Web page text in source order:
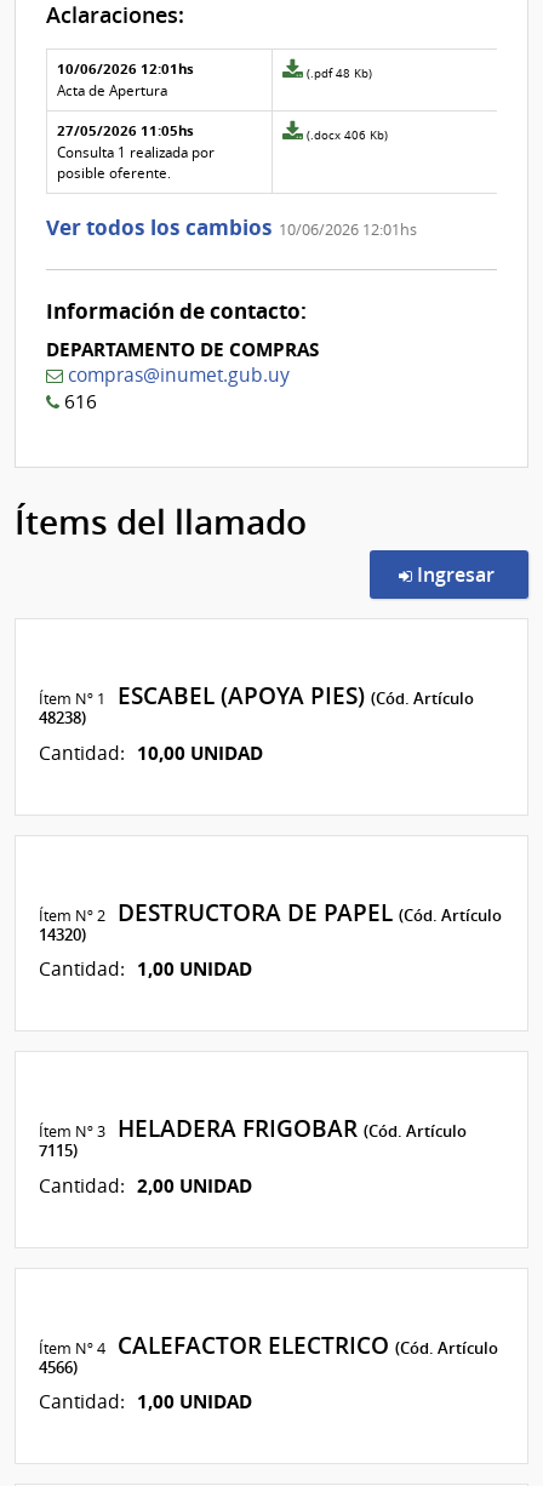
Aclaraciones:
Aclaraciones del llamado
Fecha y
texto de
la
aclaración
Archivo
de la
aclaración
10/06/2026 12:01hs
Acta de Apertura
Archivo
de
la
1
(.pdf 48 Kb)
27/05/2026 11:05hs
Consulta 1 realizada por
posible oferente.
Archivo
la
Nº
(.docx 406 Kb)
Ver todos los cambios 10/06/2026 12:01hs
Información de contacto:
DEPARTAMENTO DE COMPRAS
compras@inumet.gub.uy
616
Ítems del llamado
Ingresar
Ítem Nº 1 ESCABEL (APOYA PIES)(Cód. Artículo
48238)
Cantidad: 10,00 UNIDAD
Ítem Nº 2 DESTRUCTORA DE PAPEL(Cód. Artículo
14320)
Cantidad: 1,00 UNIDAD
Ítem Nº 3 HELADERA FRIGOBAR(Cód. Artículo
7115)
Cantidad: 2,00 UNIDAD
Ítem Nº 4 CALEFACTOR ELECTRICO(Cód. Artículo
4566)
Cantidad: 1,00 UNIDAD